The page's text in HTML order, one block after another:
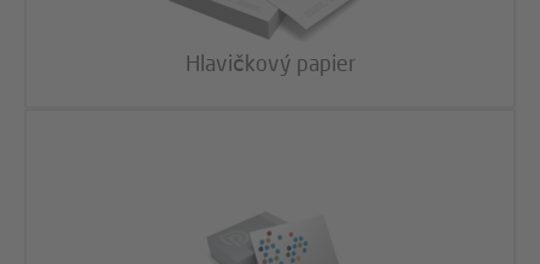
Hlavičkový papier